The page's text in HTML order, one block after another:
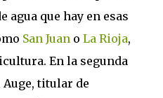
agua que hay en esas
San Juan o La Rioja,
En la segunda
titular de